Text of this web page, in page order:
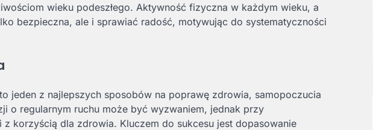
wieku podeszłego. Aktywność fizyczna w każdym wieku, a
bezpieczna, ale i sprawiać radość, motywując do systematyczności
jeden z najlepszych sposobów na poprawę zdrowia, samopoczucia
o regularnym ruchu może być wyzwaniem, jednak przy
korzyścią dla zdrowia. Kluczem do sukcesu jest dopasowanie